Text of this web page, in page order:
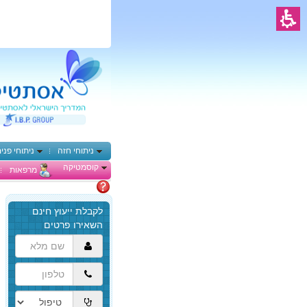
ניתוחי חזה
ניתוחי
קוסמטיקה
מרפאות
הגעת
לתוכן
המרכזי,
באפשרותך
ללחוץ
אנטר
כדי
לדלג
לאזור